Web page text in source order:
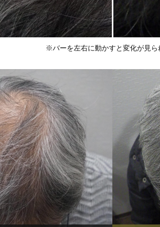
※バーを左右に動かすと変化が見ら